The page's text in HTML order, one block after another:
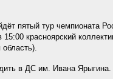
пятый тур чемпионата
15:00 красноярский
в ДС им. Ивана Ярыгина.